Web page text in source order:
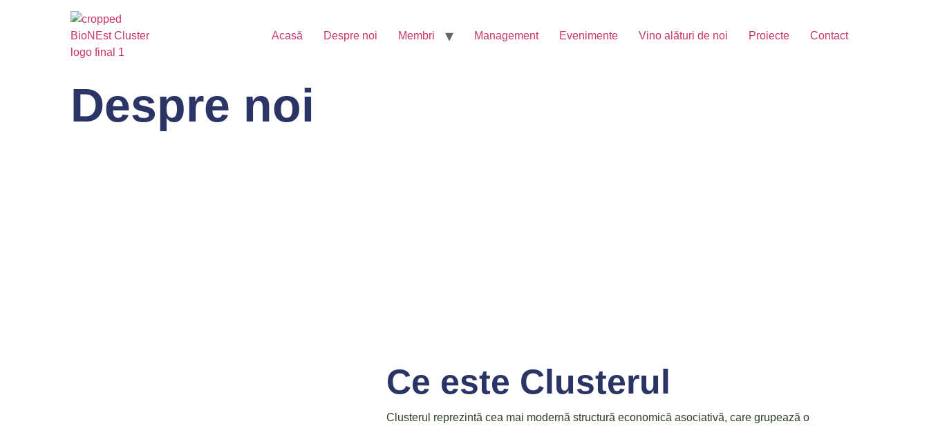
Acasă Despre noi Membri Management Evenimente Vino alături de noi Proiecte Contact
Despre noi
Ce este Clusterul
Clusterul reprezintă cea mai modernă structură economică asociativă, care grupează o